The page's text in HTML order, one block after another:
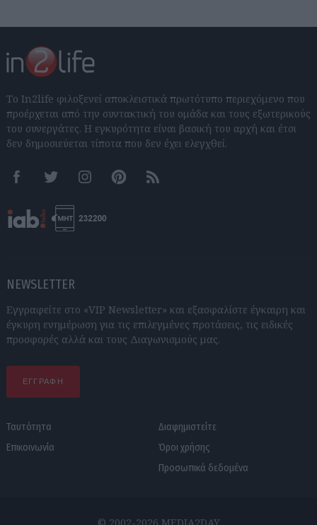
Το In2life φιλοξενεί αποκλειστικά πρωτότυπο περιεχόμενο που
προέρχεται από την συντακτική του ομάδα και τους εξωτερικούς
του συνεργάτες. Η εγκυρότητα είναι βασική του αρχή και έτσι
δεν δημοσιεύεται τίποτα που δεν έχει ελεγχθεί.
FacebookTwitter InstagramPinterestRSS feeds
NEWSLETTER
Εγγραφείτε στο «VIP Newsletter» και εξασφαλίστε έγκαιρη και
έγκυρη ενημέρωση για τις επιλεγμένες προτάσεις, τις ειδικές
προσφορές αλλά και τους Διαγωνισμούς μας.
ΕΓΓΡΑΦΗ
Ταυτότητα
Επικοινωνία
Διαφημιστείτε
Όροι χρήσης
Προσωπικά δεδομένα